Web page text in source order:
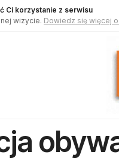
Ci korzystanie z serwisu
wizycie. Dowiedz się więcej